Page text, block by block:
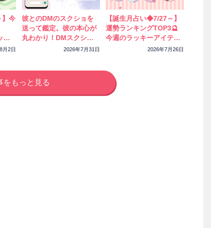
】今
キ
月2日
彼とのDMのスクショを
送って鑑定。彼の本心が
丸わかり！DMスクショ
特別鑑定をスタートしま
2026年7月31日
【誕生月占い◆7/27～】
運勢ランキングTOP3🔮
今週のラッキーアイテム
2026年7月26日
をもっと見る